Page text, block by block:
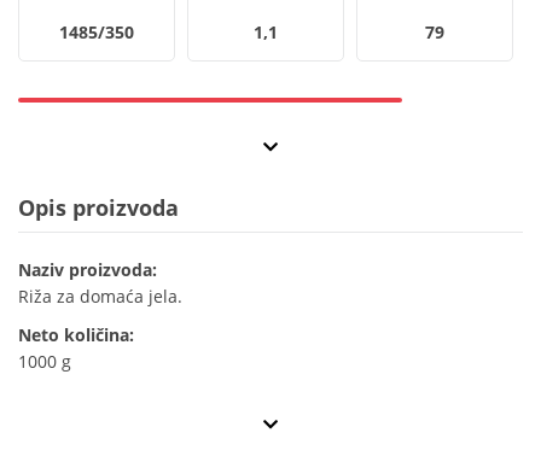
1485/350 1,1 79
Opis proizvoda
Naziv proizvoda:
Riža za domaća jela.
Neto količina:
1000 g